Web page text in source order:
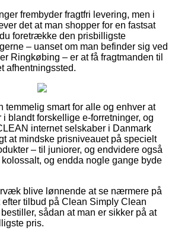
frembyder fragtfri levering, men i
det at man shopper for en fastsat
foretrække den prisbilligste
– uanset om man befinder sig ved
Ringkøbing – er at få fragtmanden til
afhentningssted.
temmelig smart for alle og enhver at
blandt forskellige e-forretninger, og
internet selskaber i Danmark
at mindske prisniveauet på specielt
– til juniorer, og endvidere også
og endda nogle gange byde
blive lønnende at se nærmere på
tilbud på Clean Simply Clean
sådan at man er sikker på at
pris.